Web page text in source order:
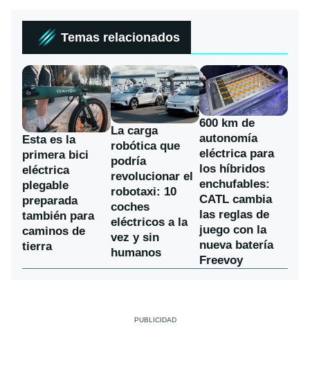
Temas relacionados
Esta es la
primera bici
eléctrica
plegable
preparada
también para
caminos de
tierra
La carga
robótica que
podría
revolucionar el
robotaxi: 10
coches
eléctricos a la
vez y sin
humanos
600 km de
autonomía
eléctrica para
los híbridos
enchufables:
CATL cambia
las reglas de
juego con la
nueva batería
Freevoy